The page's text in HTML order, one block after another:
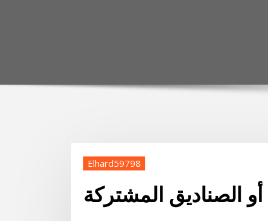
Elhard59798
الصناديق المشتركة